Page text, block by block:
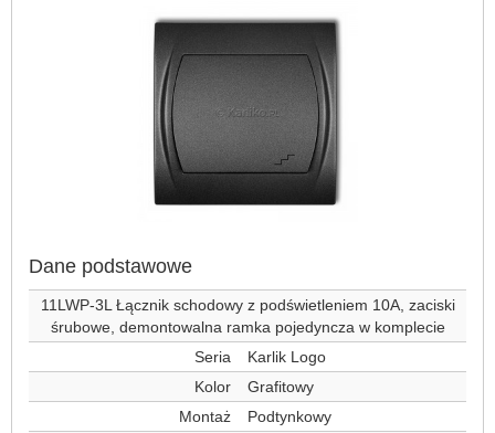
Dane podstawowe
11LWP-3L Łącznik schodowy z podświetleniem 10A, zaciski
śrubowe, demontowalna ramka pojedyncza w komplecie
Seria
Karlik Logo
Kolor
Grafitowy
Montaż
Podtynkowy